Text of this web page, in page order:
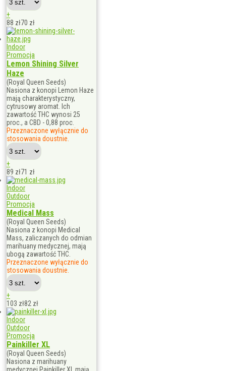
+
88 zł70 zł
Indoor
Promocja
Lemon Shining Silver
Haze
(Royal Queen Seeds)
Nasiona z konopi Lemon Haze
mają charakterystyczny,
cytrusowy aromat. Ich
zawartość THC wynosi 25
proc., a CBD - 0,88 proc.
Przeznaczone wyłącznie do
stosowania doustnie.
+
89 zł71 zł
Indoor
Outdoor
Promocja
Medical Mass
(Royal Queen Seeds)
Nasiona z konopi Medical
Mass, zaliczanych do odmian
marihuany medycznej, mają
ubogą zawartość THC.
Przeznaczone wyłącznie do
stosowania doustnie.
+
103 zł82 zł
Indoor
Outdoor
Promocja
Painkiller XL
(Royal Queen Seeds)
Nasiona z marihuany